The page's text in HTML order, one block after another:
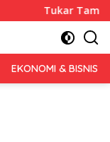
Tukar Tambah
EKONOMI & BISNIS